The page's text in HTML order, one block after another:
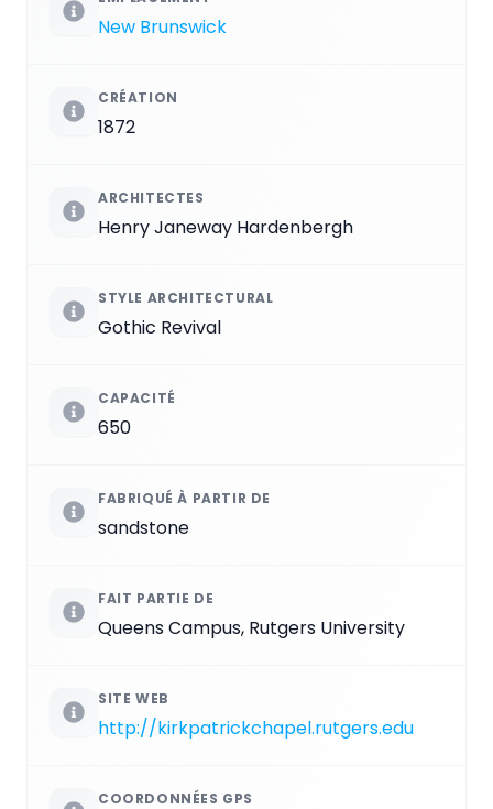
New Brunswick
CRÉATION
1872
ARCHITECTES
Henry Janeway Hardenbergh
STYLE ARCHITECTURAL
Gothic Revival
CAPACITÉ
650
FABRIQUÉ À PARTIR DE
sandstone
FAIT PARTIE DE
Queens Campus, Rutgers University
SITE WEB
http://kirkpatrickchapel.rutgers.edu
COORDONNÉES GPS